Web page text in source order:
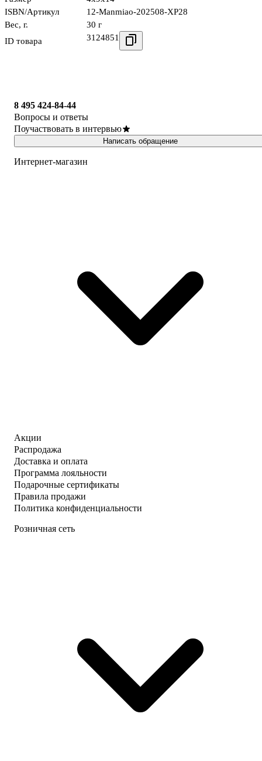
ISBN/Артикул
12-Manmiao-202508-XP28
Вес, г.
30 г
ID товара
3124851
8 495 424-84-44
Вопросы и ответы
Поучаствовать в интервью
Написать обращение
Интернет-магазин
Акции
Распродажа
Доставка и оплата
Программа лояльности
Подарочные сертификаты
Правила продажи
Политика конфиденциальности
Розничная сеть